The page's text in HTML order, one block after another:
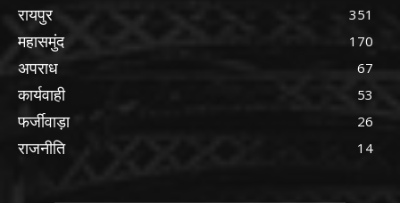
रायपुर 351
महासमुंद 170
अपराध 67
कार्यवाही 53
फर्जीवाड़ा 26
राजनीति 14